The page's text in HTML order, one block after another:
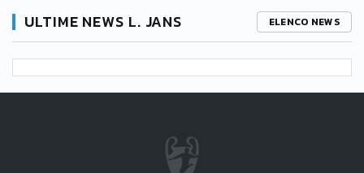
ULTIME NEWS L. JANS ELENCO NEWS